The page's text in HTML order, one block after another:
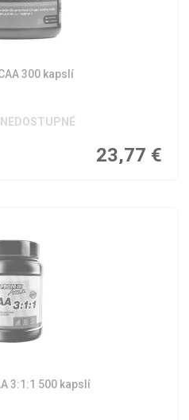
300 kapslí
23,77 €
3:1:1 500 kapslí